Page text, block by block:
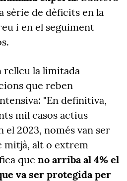
sèrie de dèficits en la
i en el seguiment
relleu la limitada
que reben
"En definitiva,
mil casos actius
el 2023, només van ser
mitjà, alt o extrem
que no arriba al 4% el
va ser protegida per